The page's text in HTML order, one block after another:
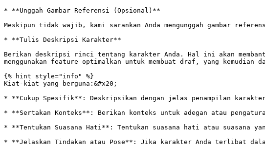
* **Unggah Gambar Referensi (Opsional)**
Meskipun tidak wajib, kami sarankan Anda mengunggah gambar
* **Tulis Deskripsi Karakter**
Berikan deskripsi rinci tentang karakter Anda. Hal ini akan
menggunakan feature optimalkan untuk membuat draf, yang kemudian
{% hint style="info" %}
Kiat-kiat yang berguna:&#x20;
* **Cukup Spesifik**: Deskripsikan dengan jelas penampilan
* **Sertakan Konteks**: Berikan konteks untuk adegan atau
* **Tentukan Suasana Hati**: Tentukan suasana hati atau suasana
* **Jelaskan Tindakan atau Pose**: Jika karakter Anda terlibat